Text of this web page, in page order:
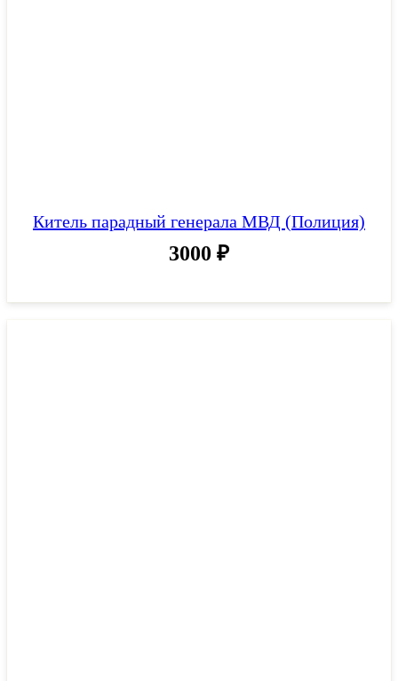
Китель парадный генерала МВД (Полиция)
3000 ₽